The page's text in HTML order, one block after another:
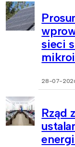
sieci
28-07-
Rząd